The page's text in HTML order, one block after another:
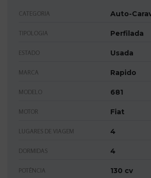
CATEGORIA Auto-
TIPOLOGIA Perfilada
ESTADO Usada
MARCA Rapido
MODELO 681
MOTOR Fiat
LUGARES DE VIAGEM 4
DORMIDAS 4
POTÊNCIA 130 cv